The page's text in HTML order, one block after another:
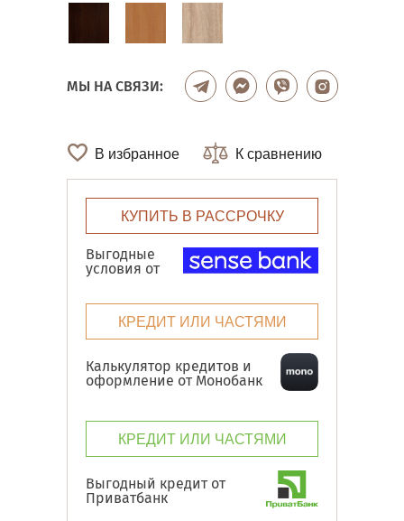
МЫ НА СВЯЗИ:
В избранное К сравнению
КУПИТЬ В РАССРОЧКУ
Выгодные
условия от
КРЕДИТ ИЛИ ЧАСТЯМИ
Калькулятор кредитов и
оформление от Монобанк
КРЕДИТ ИЛИ ЧАСТЯМИ
Выгодный кредит от
Приватбанк